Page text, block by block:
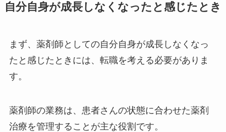
自分自身が成長しなくなったと感じたとき
まず、薬剤師としての自分自身が成長しなくなっ
たと感じたときには、転職を考える必要がありま
す。
薬剤師の業務は、患者さんの状態に合わせた薬剤
治療を管理することが主な役割です。